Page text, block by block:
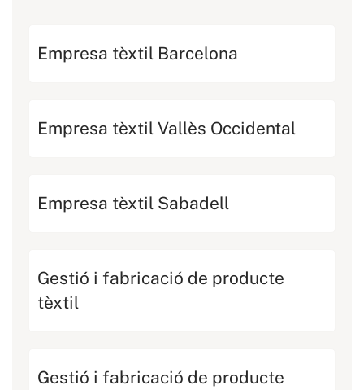
Empresa tèxtil Barcelona
Empresa tèxtil Vallès Occidental
Empresa tèxtil Sabadell
Gestió i fabricació de producte
tèxtil
Gestió i fabricació de producte